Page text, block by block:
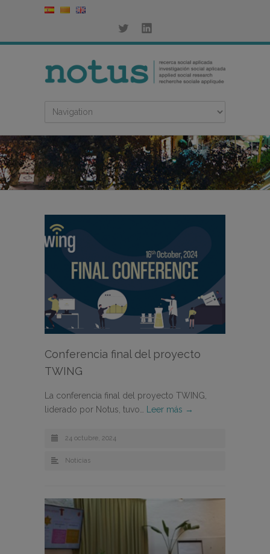
Conferencia final del proyecto
TWING
La conferencia final del proyecto TWING,
liderado por Notus, tuvo…
Leer más →
24 octubre, 2024
Noticias